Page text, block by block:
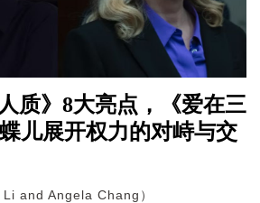
质》8大亮点，《爱在三
儿展开权力的对峙与交
and Angela Chang）